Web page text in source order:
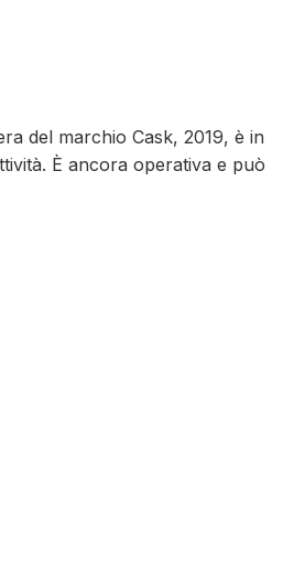
del marchio Cask, 2019, è in
È ancora operativa e può